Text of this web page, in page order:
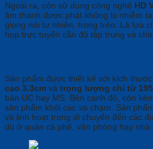
Ngoài ra, còn sử dụng công nghệ HD
âm thanh được phát không bị nhiễm
giọng nói tự nhiên, trong trẻo. Là lựa
họp trực tuyến cần độ tập trung và
Sản phẩm được thiết kế với kích
cao 3.3cm và trọng lượng chỉ từ 195
bản UC hay MS. Bên cạnh đó, còn
sản phẩm khỏi các va chạm. Sản
và linh hoạt trong di chuyển đến các
dù ở quán cà phê, văn phòng hay nhà